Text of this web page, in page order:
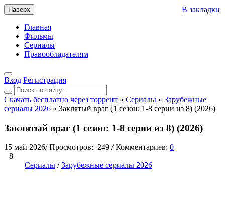
Наверх
Главная
Фильмы
Сериалы
Правообладателям
Вход Регистрация
Скачать бесплатно через торрент » Сериалы » Зарубежные
сериалы 2026 » Заклятый враг (1 сезон: 1-8 серии из 8) (2026)
Заклятый враг (1 сезон: 1-8 серии из 8) (2026)
В закладки
15 май 2026/ Просмотров: 249 / Комментариев: 0
8
Сериалы /Зарубежные сериалы 2026